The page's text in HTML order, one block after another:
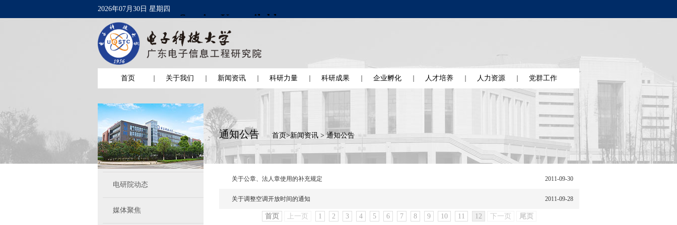
2026年07月30日 星期四
首页 关于我们 新闻资讯 科研力量 科研成果 企业孵化 人才培养 人力资源 党群工作
电研院动态
媒体聚焦
通知公告 首页>新闻资讯 >通知公告
关于公章、法人章使用的补充规定 2011-09-30
关于调整空调开放时间的通知 2011-09-28
首页 上一页 1 2 3 4 5 6 7 8 9 10 11 12 下一页 尾页